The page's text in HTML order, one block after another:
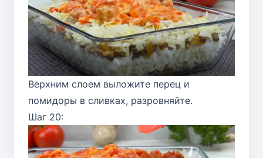
Верхним слоем выложите перец и
помидоры в сливках, разровняйте.
Шаг 20: